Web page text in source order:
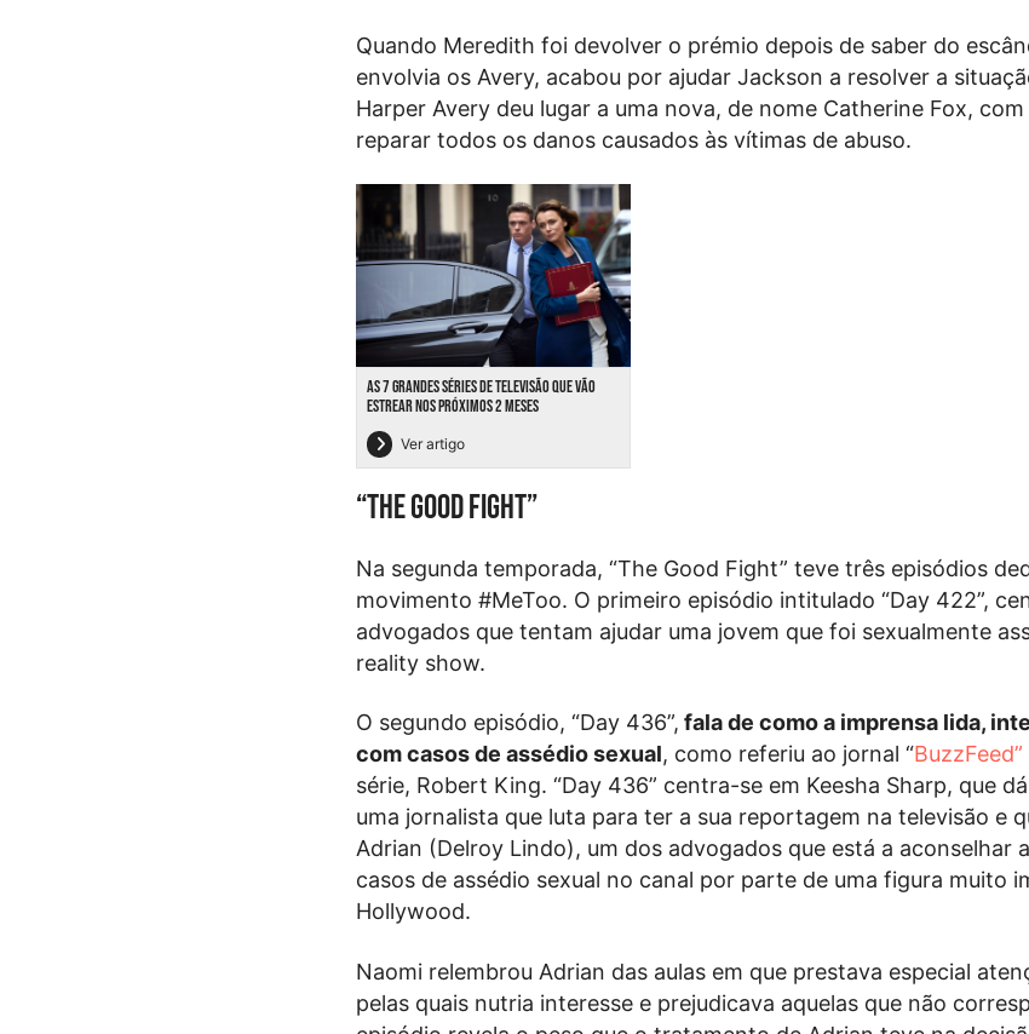
Quando Meredith foi devolver o prémio depois de saber do
envolvia os Avery, acabou por ajudar Jackson a resolver a
Harper Avery deu lugar a uma nova, de nome Catherine Fox,
reparar todos os danos causados às vítimas de abuso.
AS 7 GRANDES SÉRIES DE TELEVISÃO QUE VÃO
ESTREAR NOS PRÓXIMOS 2 MESES
Ver artigo
“The Good Fight”
Na segunda temporada, “The Good Fight” teve três episódios
movimento #MeToo. O primeiro episódio intitulado “Day 422”,
advogados que tentam ajudar uma jovem que foi sexualmente
reality show.
O segundo episódio, “Day 436”, fala de como a imprensa lida,
com casos de assédio sexual, como referiu ao jornal “BuzzFeed”
série, Robert King. “Day 436” centra-se em Keesha Sharp, que
uma jornalista que luta para ter a sua reportagem na televisão e
Adrian (Delroy Lindo), um dos advogados que está a aconselhar
casos de assédio sexual no canal por parte de uma figura muito
Hollywood.
Naomi relembrou Adrian das aulas em que prestava especial
pelas quais nutria interesse e prejudicava aquelas que não